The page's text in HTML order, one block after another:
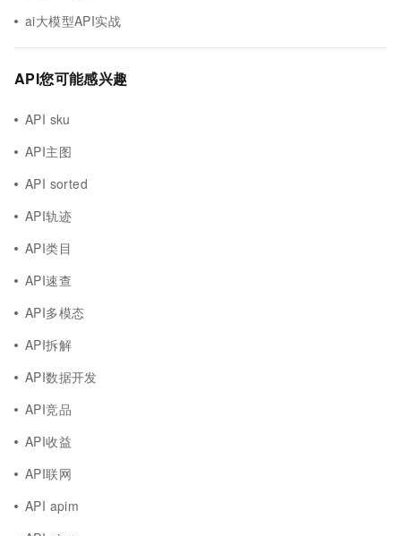
ai大模型API实战
API您可能感兴趣
API sku
API主图
API sorted
API轨迹
API类目
API速查
API多模态
API拆解
API数据开发
API竞品
API收益
API联网
API apim